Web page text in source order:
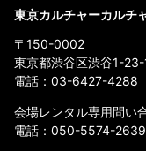
東京カルチャーカルチ
〒150-0002
東京都渋谷区渋谷1-
電話： 03-6427-4288
会場レンタル専用問い
電話： 050-5574-2639